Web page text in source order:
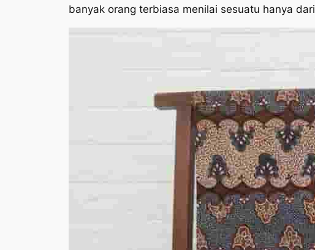
banyak orang terbiasa menilai sesuatu hanya